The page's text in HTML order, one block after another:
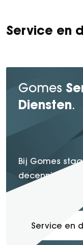
Service en
Gomes
Diensten.
Bij Gomes
decennia
Service en